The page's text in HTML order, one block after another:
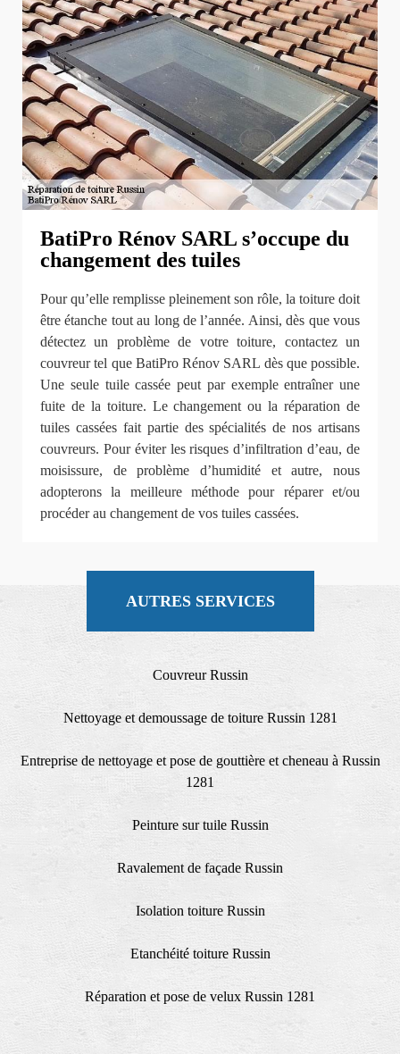
BatiPro Rénov SARL s’occupe du
changement des tuiles
Pour qu’elle remplisse pleinement son rôle, la toiture doit
être étanche tout au long de l’année. Ainsi, dès que vous
détectez un problème de votre toiture, contactez un
couvreur tel que BatiPro Rénov SARL dès que possible.
Une seule tuile cassée peut par exemple entraîner une
fuite de la toiture. Le changement ou la réparation de
tuiles cassées fait partie des spécialités de nos artisans
couvreurs. Pour éviter les risques d’infiltration d’eau, de
moisissure, de problème d’humidité et autre, nous
adopterons la meilleure méthode pour réparer et/ou
procéder au changement de vos tuiles cassées.
AUTRES SERVICES
Couvreur Russin
Nettoyage et demoussage de toiture Russin 1281
Entreprise de nettoyage et pose de gouttière et cheneau à Russin
1281
Peinture sur tuile Russin
Ravalement de façade Russin
Isolation toiture Russin
Etanchéité toiture Russin
Réparation et pose de velux Russin 1281